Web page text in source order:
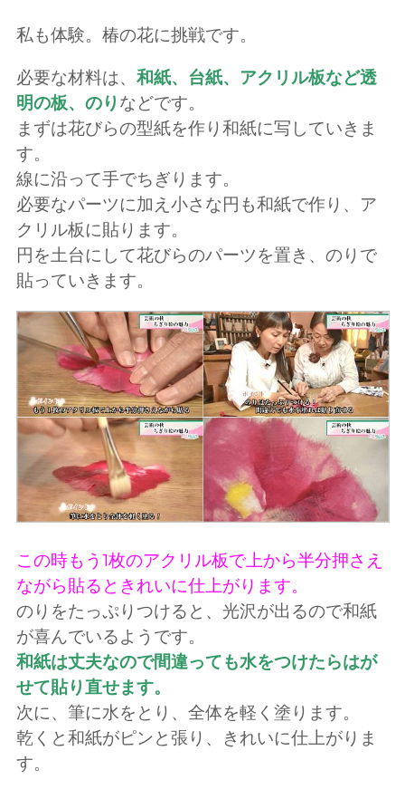
私も体験。椿の花に挑戦です。
必要な材料は、 和紙、台紙、アクリル板など透
明の板、のり などです。
まずは花びらの型紙を作り和紙に写していきま
す。
線に沿って手でちぎります。
必要なパーツに加え小さな円も和紙で作り、ア
クリル板に貼ります。
円を土台にして花びらのパーツを置き、のりで
貼っていきます。
この時もう1枚のアクリル板で上から半分押さえ
ながら貼るときれいに仕上がります。
のりをたっぷりつけると、光沢が出るので和紙
が喜んでいるようです。
和紙は丈夫なので間違っても水をつけたらはが
せて貼り直せます。
次に、筆に水をとり、全体を軽く塗ります。
乾くと和紙がピンと張り、きれいに仕上がりま
す。